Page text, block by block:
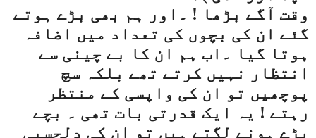
وقت آگے بڑھا ! ۔اور ہم بھی بڑے ہوتے
گئے ان کی بچوں کی تعداد میں اضافہ
ہوتا گیا ۔اب ہم ان کا بے چینی سے
انتظار نہیں کرتے تھے بلکہ سچ
پوچھیں تو ان کی واپسی کے منتظر
رہتے ! یہ ایک قدرتی بات تھی ۔ بچے
بڑے ہونے لگتے ہیں تو ان کی دلچسپی